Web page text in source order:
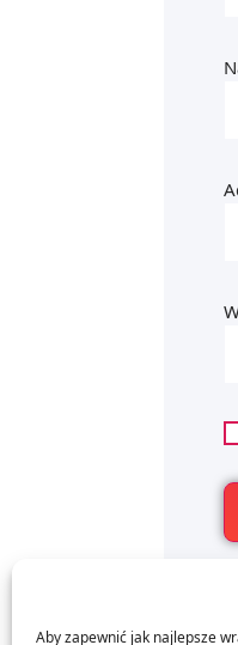
Aby zapewnić jak najlepsze